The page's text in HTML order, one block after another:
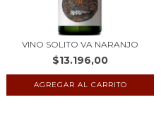
VINO SOLITO VA NARANJO
$13.196,00